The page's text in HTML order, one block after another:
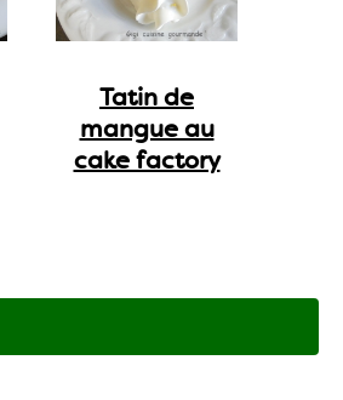
Tatin de
mangue au
cake factory